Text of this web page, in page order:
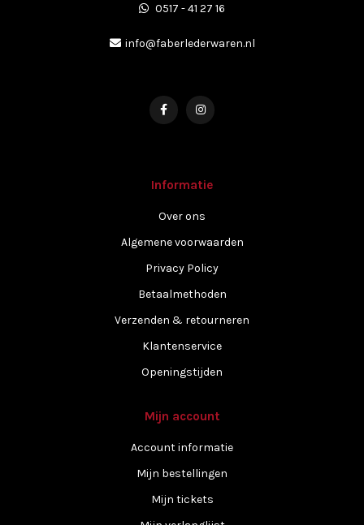
0517 - 41 27 16
info@faberlederwaren.nl
Informatie
Over ons
Algemene voorwaarden
Privacy Policy
Betaalmethoden
Verzenden & retourneren
Klantenservice
Openingstijden
Mijn account
Account informatie
Mijn bestellingen
Mijn tickets